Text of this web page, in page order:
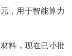
，用于智能算力
料，现在已小批